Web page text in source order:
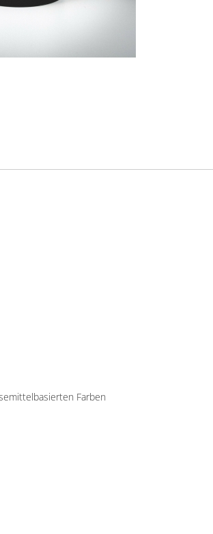
Farben